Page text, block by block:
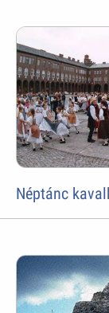
Néptánc